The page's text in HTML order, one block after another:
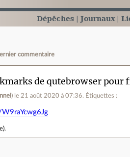
Dépêches Journaux
commentaire
de qutebrowser pour
) le 21 août 2020 à 07:36. Étiquettes :
).